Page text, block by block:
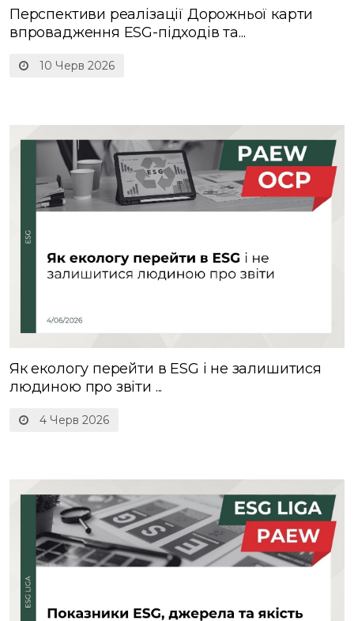
10 Черв 2026
Перспективи реалізації Дорожньої карти
впровадження ESG-підходів та...
4 Черв 2026
Як екологу перейти в ESG і не залишитися
людиною про звіти ...